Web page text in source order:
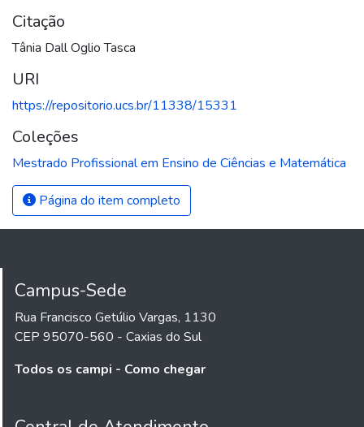
Citação
Tânia Dall Oglio Tasca
URI
https://repositorio.ucs.br/11338/15331
Coleções
Mestrado Profissional em Ensino de Ciências e Matemática
Página do item completo
Campus-Sede
Rua Francisco Getúlio Vargas, 1130
CEP 95070-560 - Caxias do Sul
Todos os campi - Como chegar